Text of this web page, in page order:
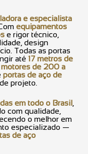
e especialista
equipamentos
e rigor técnico,
design
Todas as portas
até 17 metros de
motores de 200 a
portas de aço de
projeto.
em todo o Brasil
com qualidade,
o melhor em
especializado —
de aço